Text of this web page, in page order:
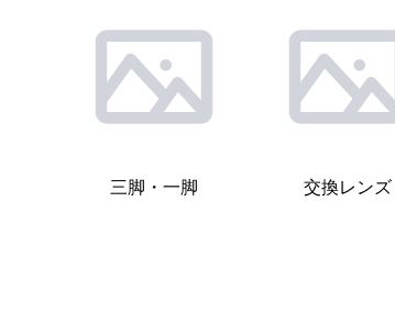
三脚・一脚 交換レンズ